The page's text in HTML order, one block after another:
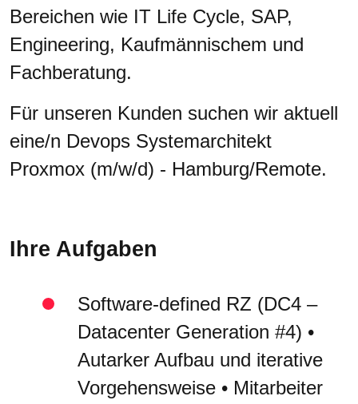
Bereichen wie IT Life Cycle, SAP,
Engineering, Kaufmännischem und
Fachberatung.
Für unseren Kunden suchen wir aktuell
eine/n Devops Systemarchitekt
Proxmox (m/w/d) - Hamburg/Remote.
Ihre Aufgaben
Software-defined RZ (DC4 –
Datacenter Generation #4) •
Autarker Aufbau und iterative
Vorgehensweise • Mitarbeiter